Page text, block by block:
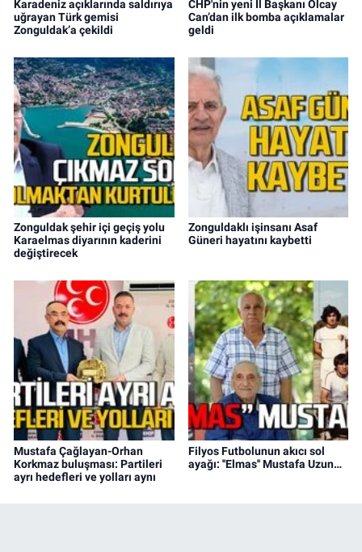
Karadeniz açıklarında saldırıya
uğrayan Türk gemisi
Zonguldak’a çekildi
CHP'nin yeni İl Başkanı Olcay
Can’dan ilk bomba açıklamalar
geldi
Zonguldak şehir içi geçiş yolu
Karaelmas diyarının kaderini
değiştirecek
Zonguldaklı işinsanı Asaf
Güneri hayatını kaybetti
Mustafa Çağlayan-Orhan
Korkmaz buluşması: Partileri
ayrı hedefleri ve yolları aynı
Filyos Futbolunun akıcı sol
ayağı: ''Elmas'' Mustafa Uzun…